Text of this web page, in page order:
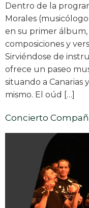
Dentro de la
Morales
en su primer álbum,
composiciones y
Sirviéndose de
ofrece un paseo
situando a Canarias
mismo. El oúd […]
Concierto